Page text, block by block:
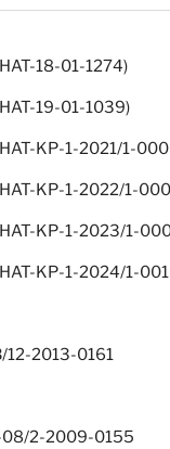
18-01-1274)
19-01-1039)
KP-1-2021/1-
KP-1-2022/1-
KP-1-2023/1-
KP-1-2024/1-
12-2013-0161
08/2-2009-0155